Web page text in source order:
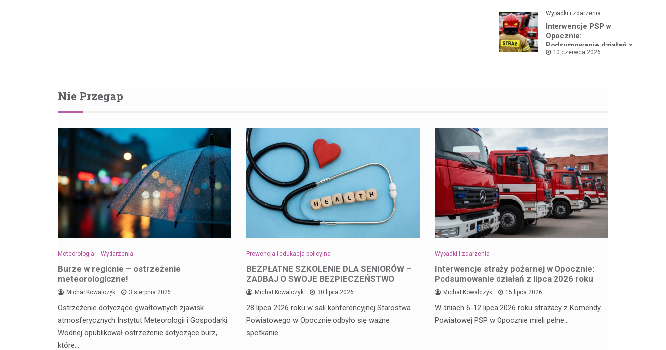
Wypadki i zdarzenia
Interwencje PSP w
Opocznie:
Podsumowanie działań z
pierwszej połowy
10 czerwca 2026
Nie Przegap
Meteorologia Wydarzenia
Burze w regionie – ostrzeżenie
meteorologiczne!
Michał Kowalczyk 3 sierpnia 2026
Ostrzeżenie dotyczące gwałtownych zjawisk
atmosferycznych Instytut Meteorologii i Gospodarki
Wodnej opublikował ostrzeżenie dotyczące burz,
które…
Prewencja i edukacja policyjna
BEZPŁATNE SZKOLENIE DLA SENIORÓW –
ZADBAJ O SWOJE BEZPIECZEŃSTWO
Michał Kowalczyk 30 lipca 2026
28 lipca 2026 roku w sali konferencyjnej Starostwa
Powiatowego w Opocznie odbyło się ważne
spotkanie…
Wypadki i zdarzenia
Interwencje straży pożarnej w Opocznie:
Podsumowanie działań z lipca 2026 roku
Michał Kowalczyk 15 lipca 2026
W dniach 6-12 lipca 2026 roku strażacy z Komendy
Powiatowej PSP w Opocznie mieli pełne…